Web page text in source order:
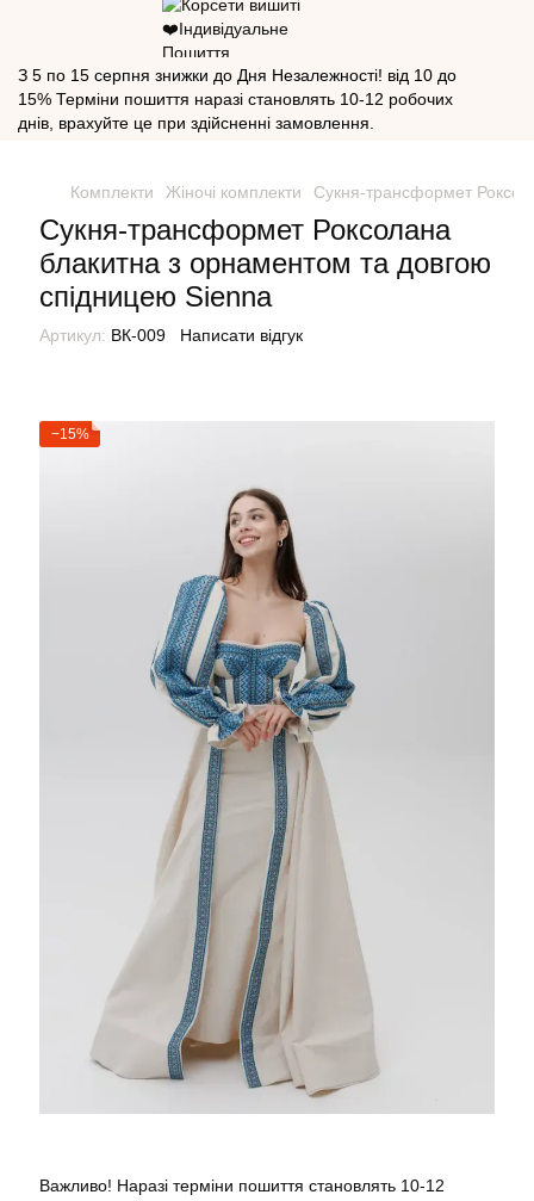
З 5 по 15 серпня знижки до Дня Незалежності! від 10 до
15% Терміни пошиття наразі становлять 10-12 робочих
днів, врахуйте це при здійсненні замовлення.
Комплекти Жіночі комплекти Сукня-трансформет
Сукня-трансформет Роксолана
блакитна з орнаментом та довгою
спідницею Sienna
Артикул: ВК-009 Написати відгук
−15%
Важливо! Наразі терміни пошиття становлять 10-12